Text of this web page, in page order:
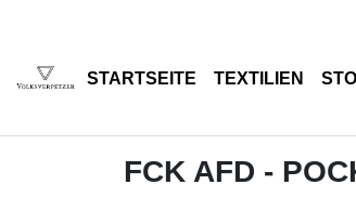
STARTSEITE TEXTILIEN
FCK AFD -